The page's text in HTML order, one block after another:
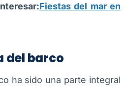
Fiestas del mar en
del barco
ha sido una parte integral